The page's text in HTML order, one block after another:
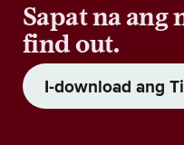
Sapat na ang
find out.
I-download ang